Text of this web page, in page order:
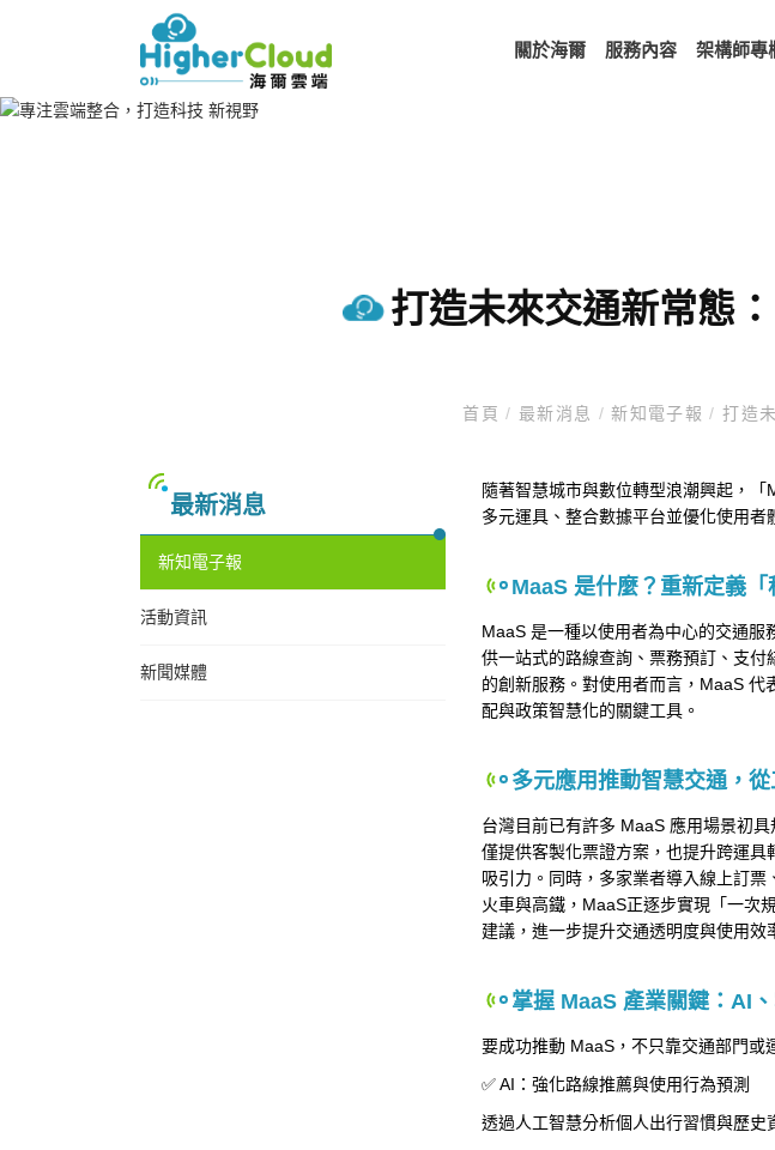
關於海爾 服務內容 架構師專
打造未來交通新常態
首頁/ 最新消息 / 新知電子報/ 打造
最新消息
新知電子報
活動資訊
新聞媒體
隨著智慧城市與數位轉型浪潮興起，
多元運具、整合數據平台並優化使用
MaaS 是什麼？重新定義
MaaS 是一種以使用者為中心的交通
供一站式的路線查詢、票務預訂、支
的創新服務。對使用者而言，MaaS
配與政策智慧化的關鍵工具。
多元應用推動智慧交通，
台灣目前已有許多 MaaS 應用場景初
僅提供客製化票證方案，也提升跨運
吸引力。同時，多家業者導入線上訂
火車與高鐵，MaaS正逐步實現「一次
建議，進一步提升交通透明度與使用效
掌握 MaaS 產業關鍵：AI
要成功推動 MaaS，不只靠交通部門或
✅ AI：強化路線推薦與使用行為預測
透過人工智慧分析個人出行習慣與歷史